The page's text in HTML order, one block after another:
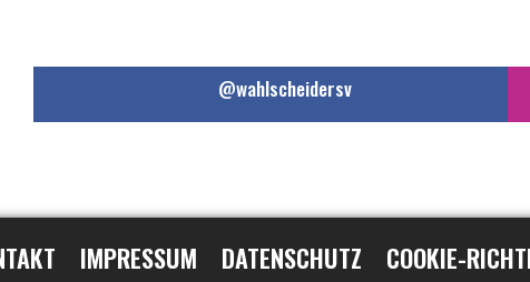
@wahlscheidersv
IMPRESSUM DATENSCHUTZ COOKIE-